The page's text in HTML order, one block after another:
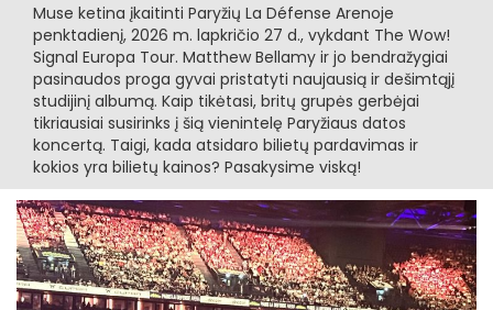
Muse ketina įkaitinti Paryžių La Défense Arenoje
penktadienį, 2026 m. lapkričio 27 d., vykdant The Wow!
Signal Europa Tour. Matthew Bellamy ir jo bendražygiai
pasinaudos proga gyvai pristatyti naujausią ir dešimtąjį
studijinį albumą. Kaip tikėtasi, britų grupės gerbėjai
tikriausiai susirinks į šią vienintelę Paryžiaus datos
koncertą. Taigi, kada atsidaro bilietų pardavimas ir
kokios yra bilietų kainos? Pasakysime viską!